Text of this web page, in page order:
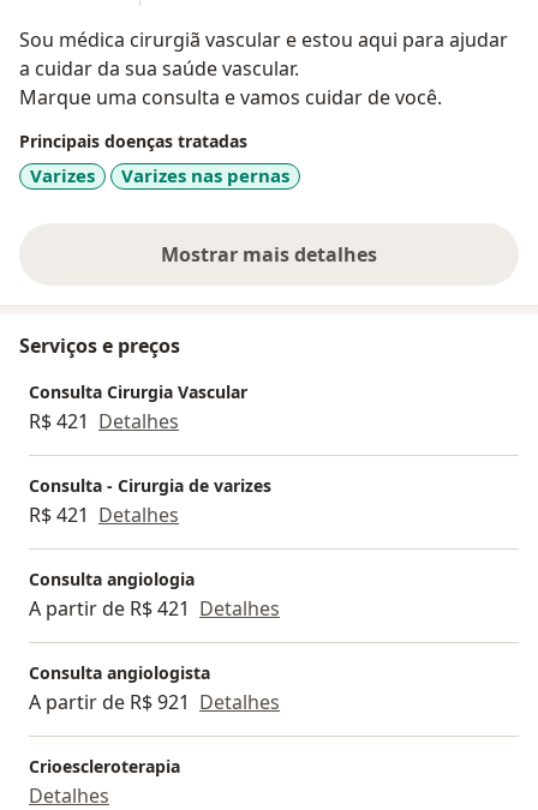
Sou médica cirurgiã vascular e estou aqui para ajudar
a cuidar da sua saúde vascular.
Marque uma consulta e vamos cuidar de você.
Principais doenças tratadas
Varizes Varizes nas pernas
Mostrar mais detalhes
sobre a experiência
Serviços e preços
Consulta Cirurgia Vascular
R$ 421 Detalhes
Consulta - Cirurgia de varizes
R$ 421 Detalhes
Consulta angiologia
A partir de R$ 421 Detalhes
Consulta angiologista
A partir de R$ 921 Detalhes
Crioescleroterapia
Detalhes